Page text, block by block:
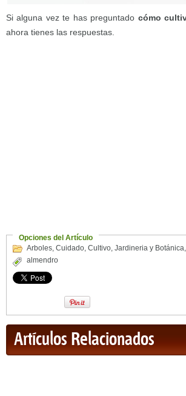
Si alguna vez te has preguntado cómo
ahora tienes las respuestas.
Opciones del Artículo
Arboles Cuidado Cultivo Jardineria y Botánica
almendro
Artículos Relacionados